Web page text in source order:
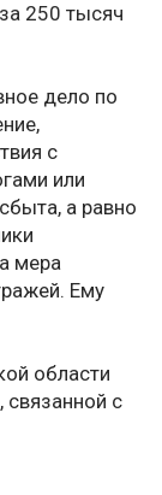
250 тысяч
дело по
с
или
а равно
мера
Ему
области
связанной с